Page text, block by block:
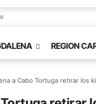
REGION
a Cabo Tortuga retirar los